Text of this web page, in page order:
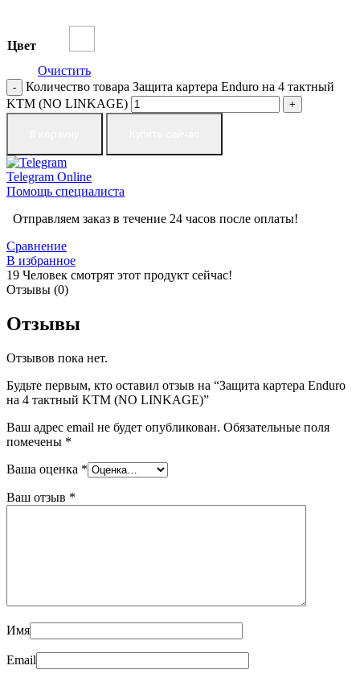
Цвет
Очистить
Количество товара Защита картера Enduro на 4 тактный
KTM (NO LINKAGE)
Telegram Online
Помощь специалиста
Отправляем заказ в течение 24 часов после оплаты!
Сравнение
В избранное
19 Человек смотрят этот продукт сейчас!
Отзывы (0)
Отзывы
Отзывов пока нет.
Будьте первым, кто оставил отзыв на “Защита картера Enduro
на 4 тактный KTM (NO LINKAGE)”
Ваш адрес email не будет опубликован. Обязательные поля
помечены *
Ваша оценка *
Ваш отзыв *
Имя
Email